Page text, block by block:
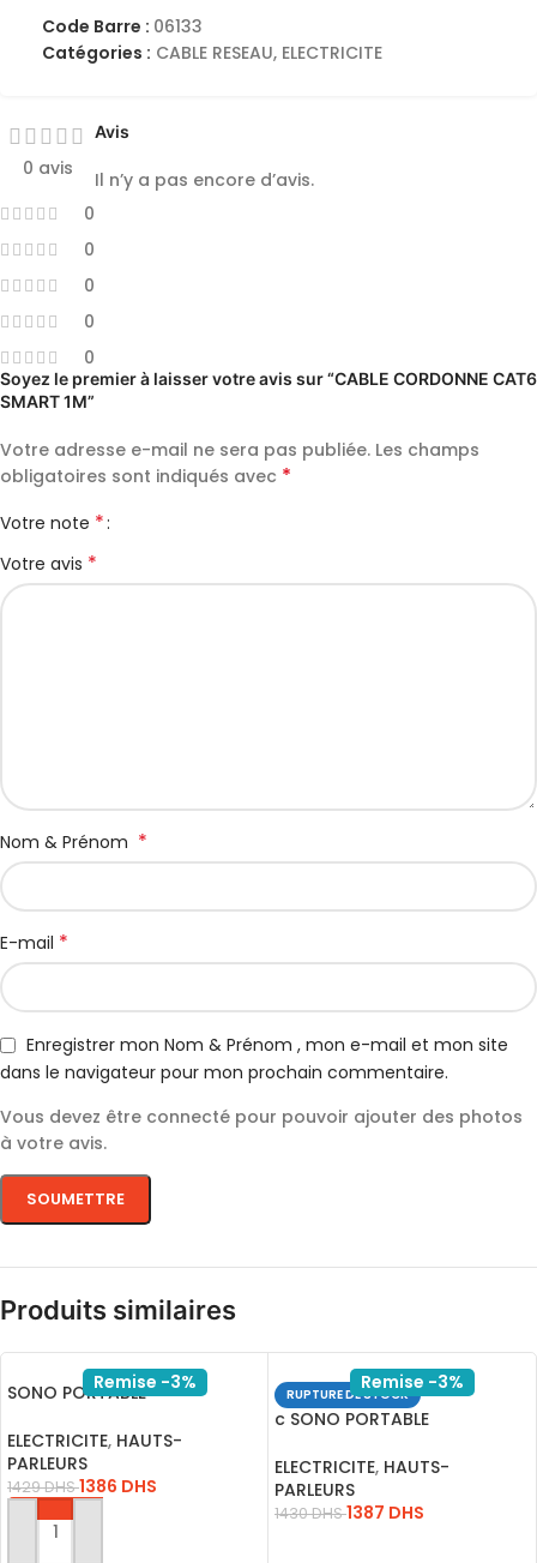
Code Barre : 06133
Catégories : CABLE RESEAU, ELECTRICITE
0 avis
0
0
0
0
0
Avis
Il n’y a pas encore d’avis.
Soyez le premier à laisser votre avis sur “CABLE CORDONNE CAT6
SMART 1M”
Votre adresse e-mail ne sera pas publiée. Les champs
obligatoires sont indiqués avec *
Votre note *
Votre avis *
Nom & Prénom *
E-mail *
Enregistrer mon Nom & Prénom , mon e-mail et mon site
dans le navigateur pour mon prochain commentaire.
Vous devez être connecté pour pouvoir ajouter des photos
à votre avis.
Produits similaires
Remise -3%
SONO PORTABLE
USB-BLUET-FM-SD
ELECTRICITE, HAUTS-
PARLEURS
1429DHS1386 DHS
AJOUTER AU PANIER
Remise -3%
RUPTURE DE STOCK
c SONO PORTABLE
SD-FM
ELECTRICITE, HAUTS-
PARLEURS
1430DHS1387 DHS